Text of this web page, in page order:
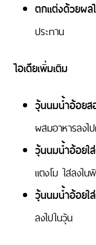
ตกแต่งด้วยผล
ประทาน
ไอเดียเพิ่มเติม
วุ้นนมน้ำอ้อยส
ผสมอาหารลงไ
วุ้นนมน้ำอ้อยใ
แตงโม ใส่ลงใ
วุ้นนมน้ำอ้อยใ
ลงไปในวุ้น